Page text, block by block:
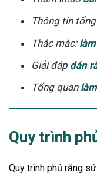
Thông tin
Thắc mắc:
Giải đáp dán
Tổng quan
Quy trình
Quy trình phủ răng